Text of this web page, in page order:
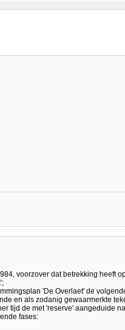
voorzover dat betrekking heeft
'De Overlaet' de
en als zodanig gewaarmerkte
tijd de met 'reserve' aangeduide
fases: